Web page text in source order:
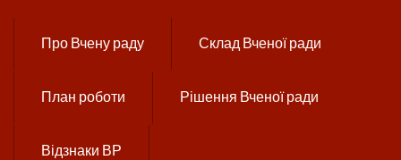
Про Вчену раду Склад Вченої ради
План роботи Рішення Вченої ради
Відзнаки ВР